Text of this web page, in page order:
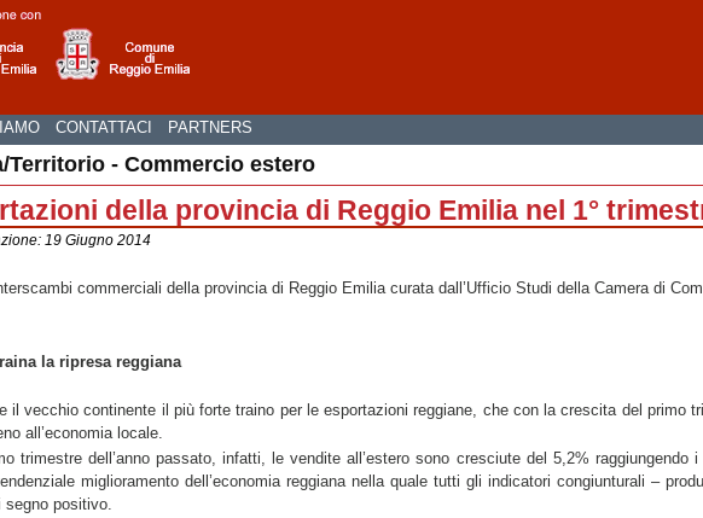
CONTATTACI PARTNERS
Territorio - Commercio estero
della provincia di Reggio Emilia nel 1°
19 Giugno 2014
commerciali della provincia di Reggio Emilia curata dall’Ufficio Studi della Camera di
la ripresa reggiana
il vecchio continente il più forte traino per le esportazioni reggiane, che con la crescita del primo
all’economia locale.
trimestre dell’anno passato, infatti, le vendite all’estero sono cresciute del 5,2% raggiungendo
miglioramento dell’economia reggiana nella quale tutti gli indicatori congiunturali –
positivo.